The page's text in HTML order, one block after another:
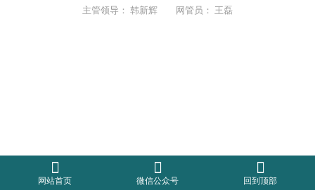
主管领导： 韩新辉 网管员： 王磊
网站首页 微信公众号 回到顶部